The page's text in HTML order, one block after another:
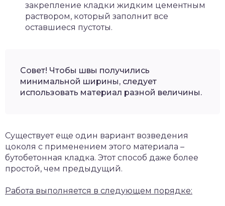
закрепление кладки жидким цементным
раствором, который заполнит все
оставшиеся пустоты.
Совет! Чтобы швы получились
минимальной ширины, следует
использовать материал разной величины.
Существует еще один вариант возведения
цоколя с применением этого материала –
бутобетонная кладка. Этот способ даже более
простой, чем предыдущий.
Работа выполняется в следующем порядке: